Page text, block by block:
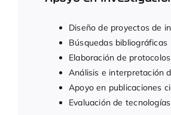
Diseño de proyectos de
Búsquedas bibliográficas
Elaboración de protocolos
Análisis e interpretación
Apoyo en publicaciones
Evaluación de